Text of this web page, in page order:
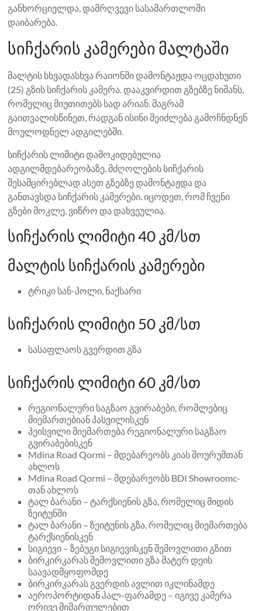
განხორციელდა, დამრღვევი სასამართლოში
დაიბარება.
სიჩქარის კამერები მალტაში
მალტის სხვადასხვა რაიონში დამონტაჟდა ოცდახუთი
(25) გზის სიჩქარის კამერა. დააკვირდით გზებზე ნიშანს,
რომელიც მიუთითებს სად არიან. მაგრამ
გაითვალისწინეთ, რადგან ისინი შეიძლება გამოჩნდნენ
მოულოდნელ ადგილებში.
სიჩქარის ლიმიტი დამოკიდებულია
ადგილმდებარეობაზე. მძღოლების სიჩქარის
შესამცირებლად ასეთ გზებზე დამონტაჟდა და
განთავსდა სიჩქარის კამერები. იცოდეთ, რომ ჩვენი
გზები მოკლე, ვიწრო და დახვეულია.
სიჩქარის ლიმიტი 40 კმ/სთ
მალტის სიჩქარის კამერები
ტრიკი სან-პოლი, ნაქსარი
სიჩქარის ლიმიტი 50 კმ/სთ
სასაფლაოს გვერდით გზა
სიჩქარის ლიმიტი 60 კმ/სთ
რეგიონალური საგზაო გვირაბები, რომლებიც
მიემართებიან პასვილისკენ
პეისვილი მიემართება რეგიონალური საგზაო
გვირაბებისკენ
Mdina Road Qormi – მდებარეობს კიას შოურუმთან
ახლოს
Mdina Road Qormi – მდებარეობს BDI Showroomc-
თან ახლოს
ტალ ბარანი – ტარქსიენის გზა, რომელიც მიდის
ზეიტუნში
ტალ ბარანი – ზეიტუნის გზა, რომელიც მიემართება
ტარქსიენისკენ
სიგიევი – ზებუგი სიგიევისკენ შემოვლითი გზით
ბირკირკარას შემოვლითი გზა მატერ დეის
საავადმყოფომდე
ბირკირკარას გვერდის ავლით იკლინამდე
აეროპორტიდან ჰალ-ფარამდე – იგივე კამერა
ორივე მიმართულებით